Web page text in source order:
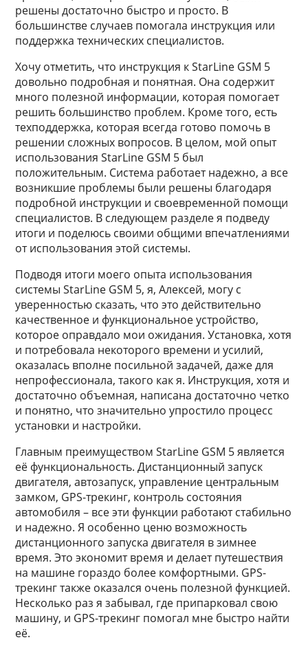
решены достаточно быстро и просто. В
большинстве случаев помогала инструкция или
поддержка технических специалистов.
Хочу отметить, что инструкция к StarLine GSM 5
довольно подробная и понятная. Она содержит
много полезной информации, которая помогает
решить большинство проблем. Кроме того, есть
техподдержка, которая всегда готово помочь в
решении сложных вопросов. В целом, мой опыт
использования StarLine GSM 5 был
положительным. Система работает надежно, а все
возникшие проблемы были решены благодаря
подробной инструкции и своевременной помощи
специалистов. В следующем разделе я подведу
итоги и поделюсь своими общими впечатлениями
от использования этой системы.
Подводя итоги моего опыта использования
системы StarLine GSM 5, я, Алексей, могу с
уверенностью сказать, что это действительно
качественное и функциональное устройство,
которое оправдало мои ожидания. Установка, хотя
и потребовала некоторого времени и усилий,
оказалась вполне посильной задачей, даже для
непрофессионала, такого как я. Инструкция, хотя и
достаточно объемная, написана достаточно четко
и понятно, что значительно упростило процесс
установки и настройки.
Главным преимуществом StarLine GSM 5 является
её функциональность. Дистанционный запуск
двигателя, автозапуск, управление центральным
замком, GPS-трекинг, контроль состояния
автомобиля – все эти функции работают стабильно
и надежно. Я особенно ценю возможность
дистанционного запуска двигателя в зимнее
время. Это экономит время и делает путешествия
на машине гораздо более комфортными. GPS-
трекинг также оказался очень полезной функцией.
Несколько раз я забывал, где припарковал свою
машину, и GPS-трекинг помогал мне быстро найти
её.